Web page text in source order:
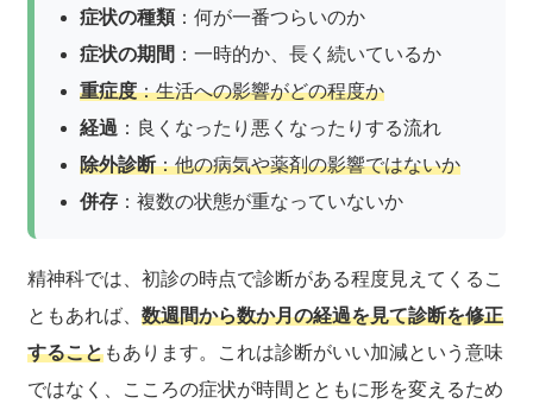
症状の種類：何が一番つらいのか
症状の期間 ：一時的か、長く続いているか
重症度：生活への影響がどの程度か
経過 ：良くなったり悪くなったりする流れ
除外診断：他の病気や薬剤の影響ではないか
併存 ：複数の状態が重なっていないか
精神科では、初診の時点で診断がある程度見えてくるこ
ともあれば、数週間から数か月の経過を見て診断を修正
することもあります。これは診断がいい加減という意味
ではなく、こころの症状が時間とともに形を変えるため